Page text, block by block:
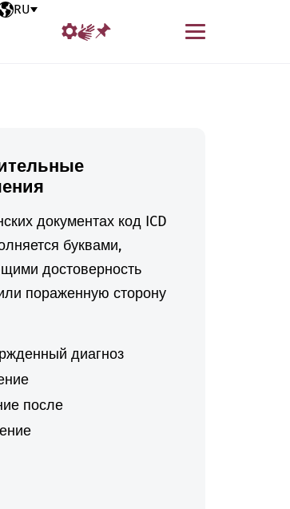
Выбранный язык
RU
Меню
документах код ICD
буквами,
достоверность
пораженную сторону
диагноз
после